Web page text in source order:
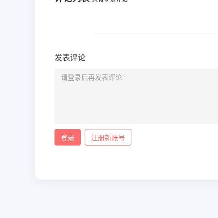
发表评论
登录 注册新账号